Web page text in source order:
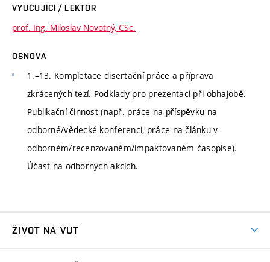
VYUČUJÍCÍ / LEKTOR
prof. Ing. Miloslav Novotný, CSc.
OSNOVA
1.–13. Kompletace disertační práce a příprava
zkrácených tezí. Podklady pro prezentaci při obhajobě.
Publikační činnost (např. práce na příspěvku na
odborné/vědecké konferenci, práce na článku v
odborném/recenzovaném/impaktovaném časopise).
Účast na odborných akcích.
ŽIVOT NA VUT